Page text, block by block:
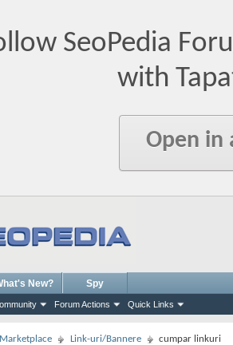
SeoPedia
with
Open in
Forum Actions Quick Links
New? Spy
Link-uri/Bannere cumpar linkuri